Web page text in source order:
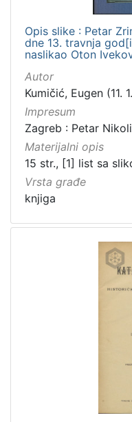
Opis slike : Petar
dne 13. travnja
naslikao Oton
Autor
Kumičić, Eugen (11.
Impresum
Zagreb : Petar
Materijalni opis
15 str., [1] list sa
Vrsta građe
knjiga